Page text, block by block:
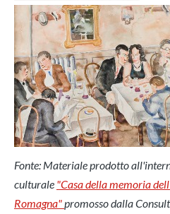
Fonte: Materiale prodotto
culturale "Casa della memoria
Romagna"promosso dalla